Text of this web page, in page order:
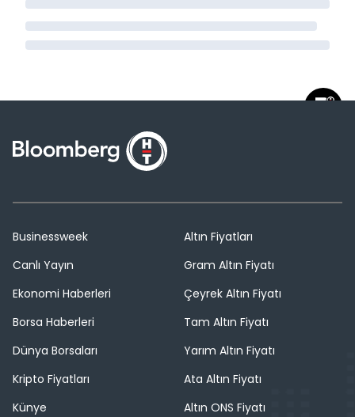
Businessweek
Canlı Yayın
Ekonomi Haberleri
Borsa Haberleri
Dünya Borsaları
Kripto Fiyatları
Künye
Altın Fiyatları
Gram Altın Fiyatı
Çeyrek Altın Fiyatı
Tam Altın Fiyatı
Yarım Altın Fiyatı
Ata Altın Fiyatı
Altın ONS Fiyatı